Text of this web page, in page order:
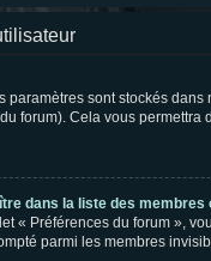
paramètres sont stockés
forum). Cela vous
dans la liste des membres
« Préférences du forum »,
parmi les membres